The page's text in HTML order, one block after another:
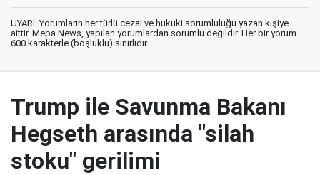
UYARI: Yorumların her türlü cezai ve hukuki sorumluluğu yazan kişiye
aittir. Mepa News, yapılan yorumlardan sorumlu değildir. Her bir yorum
600 karakterle (boşluklu) sınırlıdır.
Trump ile Savunma Bakanı
Hegseth arasında "silah
stoku" gerilimi